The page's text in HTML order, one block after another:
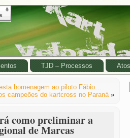
TJD – Processos
homenagem ao piloto Fábio…
campeões do kartcross no Paraná»
como preliminar a
de Marcas